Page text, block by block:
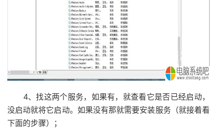
4、找这两个服务，如果有，就查看它是否已经启动，
没启动就将它启动。如果没有那就需要安装服务（就接着看
下面的步骤）；